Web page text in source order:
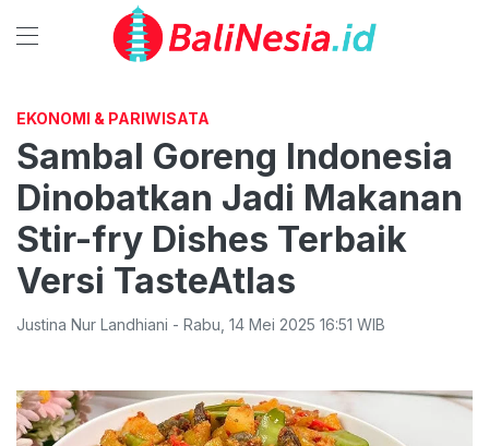
EKONOMI & PARIWISATA
Sambal Goreng Indonesia
Dinobatkan Jadi Makanan
Stir-fry Dishes Terbaik
Versi TasteAtlas
Justina Nur Landhiani - Rabu 14 Mei 2025 16:51 WIB